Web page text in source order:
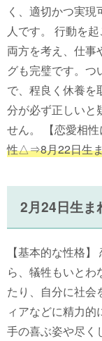
く、適切かつ実
人です。 行動を
両方を考え、仕事
グも完璧です。
で、程良く休養を
分が必ず正しいと
せん。 【恋愛相性
性△⇒8月22日生
2月24日生ま
【基本的な性格
ら、犠牲もいとわ
たり、自分に社会
ィアなどに精力
手の喜ぶ姿や尽く